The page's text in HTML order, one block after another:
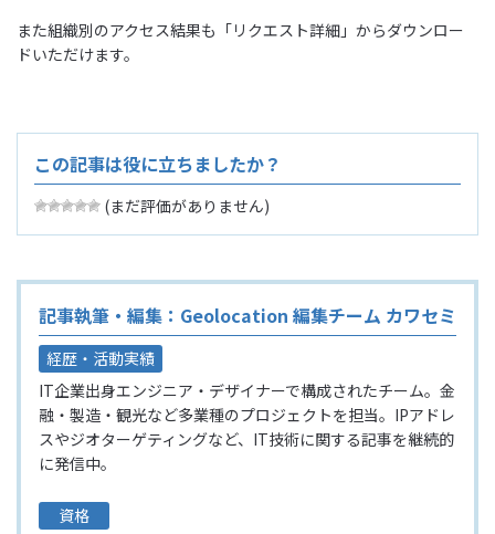
また組織別のアクセス結果も「リクエスト詳細」からダウンロー
ドいただけます。
この記事は役に立ちましたか？
(まだ評価がありません)
記事執筆・編集：Geolocation 編集チーム カワセミ
経歴・活動実績
IT企業出身エンジニア・デザイナーで構成されたチーム。金
融・製造・観光など多業種のプロジェクトを担当。IPアドレ
スやジオターゲティングなど、IT技術に関する記事を継続的
に発信中。
資格